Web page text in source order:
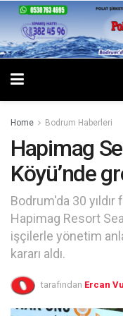
Home Bodrum Haberleri
Hapimag
Köyü’nde
Bodrum'da 30
Hapimag Resort
işçilerle yönetim
kararı aldı.
tarafından Ercan